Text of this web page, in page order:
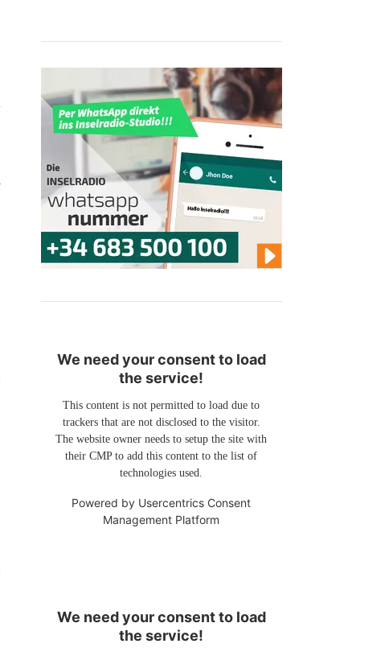
We need your consent to load
the service!
This content is not permitted to load due to
trackers that are not disclosed to the visitor.
The website owner needs to setup the site with
their CMP to add this content to the list of
technologies used.
Powered by Usercentrics Consent
Management Platform
We need your consent to load
the service!